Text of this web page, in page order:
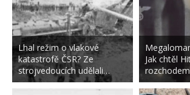
Lhal režim o vlakové
katastrofě ČSR? Ze
strojvedoucích udělali…
Jak chtěl